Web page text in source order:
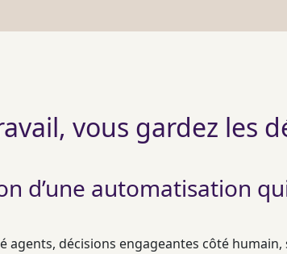
vous gardez les
d’une automatisation
agents, décisions engageantes côté